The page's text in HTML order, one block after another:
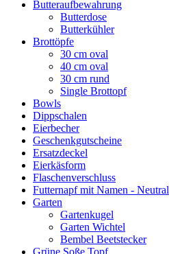
Butteraufbewahrung
Butterdose
Butterkühler
Brottöpfe
30 cm oval
40 cm oval
30 cm rund
Single Brottopf
Bowls
Dippschalen
Eierbecher
Geschenkgutscheine
Ersatzdeckel
Eierkäsform
Flaschenverschluss
Futternapf mit Namen - Neutral
Garten
Gartenkugel
Garten Wichtel
Bembel Beetstecker
Grüne Soße Topf